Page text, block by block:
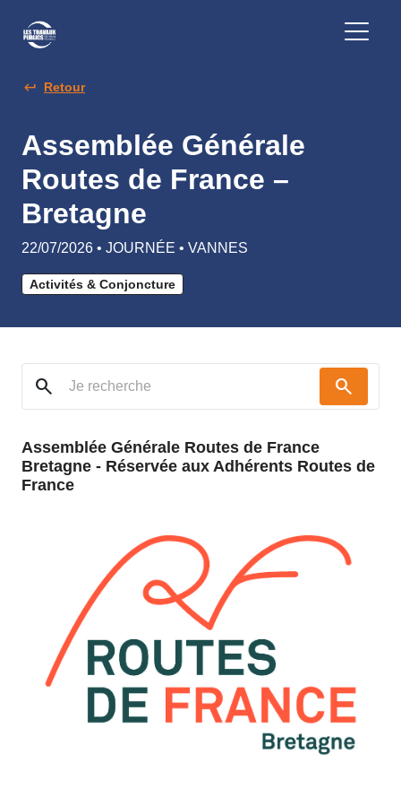
Retour
Assemblée Générale
Routes de France –
Bretagne
22/07/2026 • JOURNÉE • VANNES
Activités & Conjoncture
search search
Assemblée Générale Routes de France
Bretagne - Réservée aux Adhérents Routes de
France